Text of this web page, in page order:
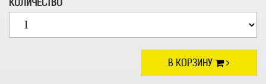
КОЛИЧЕСТВО
В КОРЗИНУ